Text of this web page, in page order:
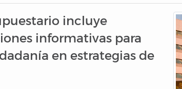
incluye
informativas para
en estrategias de